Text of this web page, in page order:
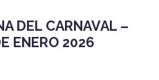
DEL CARNAVAL –
ENERO 2026